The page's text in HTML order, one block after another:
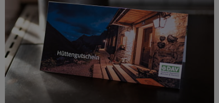
Karwendel-Runde
Karwendel
17.08.26
Klettertreff indoor